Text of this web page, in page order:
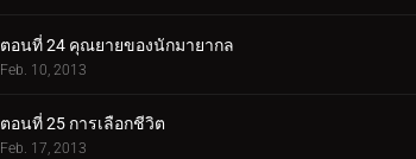
ตอนที่ 24 คุณยายของนักมายากล
Feb. 10, 2013
ตอนที่ 25 การเลือกชีวิต
Feb. 17, 2013